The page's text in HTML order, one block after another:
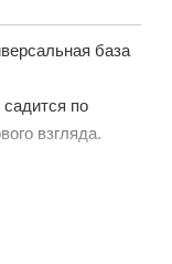
база
по
взгляда.